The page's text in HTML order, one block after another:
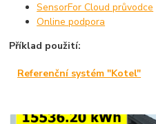
SensorFor Cloud průvodce
Online podpora
Příklad použití:
Referenční systém "Kotel"